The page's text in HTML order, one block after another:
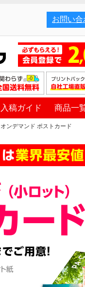
お問い合
入稿ガイド 商品一
ンデマンド ポストカード